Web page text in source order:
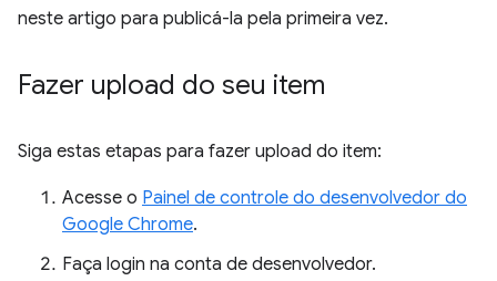
neste artigo para publicá-la pela primeira vez.
Fazer upload do seu item
Siga estas etapas para fazer upload do item:
Acesse o Painel de controle do desenvolvedor do
Google Chrome.
Faça login na conta de desenvolvedor.